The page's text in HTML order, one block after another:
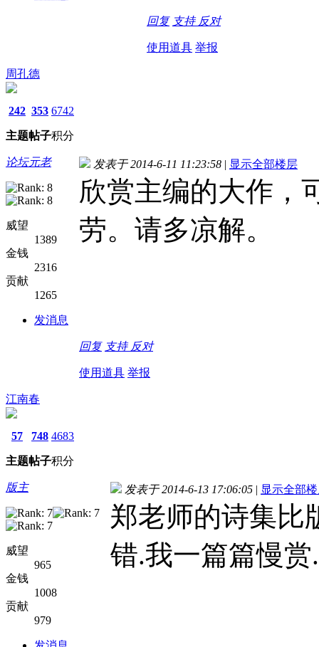
回复 支持 反对
使用道具 举报
周孔德
242
主题
353
帖子
6742
积分
论坛元老
威望
1389
金钱
2316
贡献
1265
发消息
发表于 2014-6-11 11:23:58 | 显示全部楼层
欣赏主编的大作，
劳。请多凉解。
回复 支持 反对
使用道具 举报
江南春
57
主题
748
帖子
4683
积分
版主
威望
965
金钱
1008
贡献
979
发表于 2014-6-13 17:06:05 | 显示全部
郑老师的诗集比
错.我一篇篇慢赏.